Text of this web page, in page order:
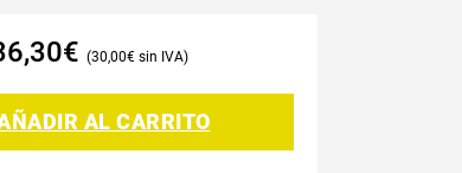
€ 30,00€
AL CARRITO